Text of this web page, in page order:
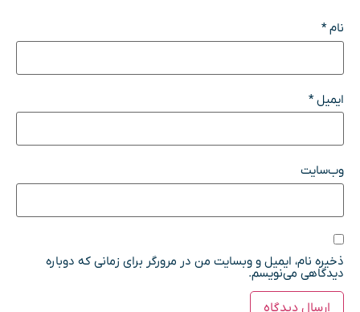
نام*
ایمیل*
وب‌سایت
ذخیره نام، ایمیل و وبسایت من در مرورگر برای زمانی که دوباره
دیدگاهی می‌نویسم.